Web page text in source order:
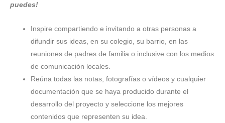
puedes!
Inspire compartiendo e invitando a otras personas a
difundir sus ideas, en su colegio, su barrio, en las
reuniones de padres de familia o inclusive con los medios
de comunicación locales.
Reúna todas las notas, fotografías o vídeos y cualquier
documentación que se haya producido durante el
desarrollo del proyecto y seleccione los mejores
contenidos que representen su idea.